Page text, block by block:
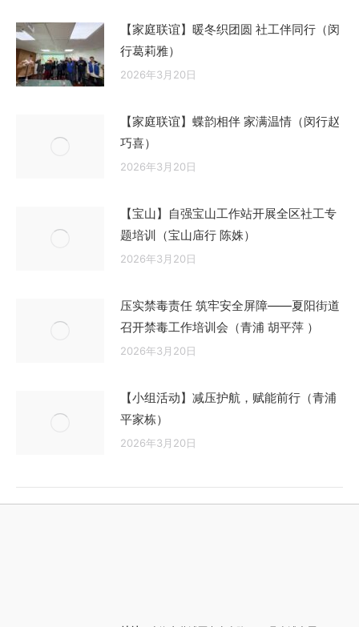
【家庭联谊】暖冬织团圆 社工伴同行（闵
行葛莉雅）
2026年3月20日
【家庭联谊】蝶韵相伴 家满温情（闵行赵
巧喜）
2026年3月20日
【宝山】自强宝山工作站开展全区社工专
题培训（宝山庙行 陈姝）
2026年3月20日
压实禁毒责任 筑牢安全屏障——夏阳街道
召开禁毒工作培训会（青浦 胡平萍 ）
2026年3月20日
【小组活动】减压护航，赋能前行（青浦
平家栋）
2026年3月20日